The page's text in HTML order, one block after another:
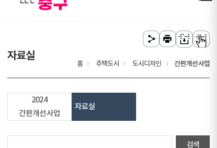
자료실
홈 주택도시 도시디자인 간판개선사업
2024
간판개선사업
자료실